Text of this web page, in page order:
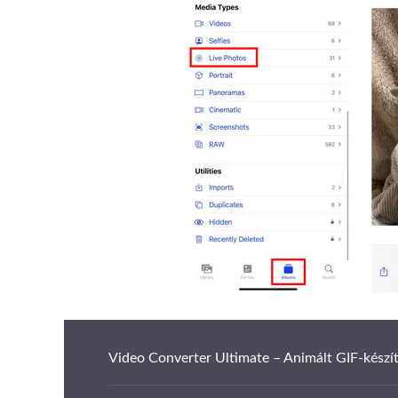
Video Converter Ultimate – Animált GIF-